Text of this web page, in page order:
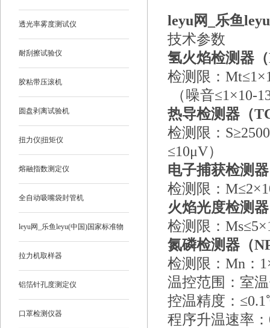
透光率雾度测试仪
耐刮擦试验仪
胶粘带压滚机
圆盘剥离试验机
扭力仪|扭矩仪
熔融指数测定仪
全自动吸嘴袋封管机
leyu网_乐鱼leyu(中国)国家标准物
质
拉力机取样器
铝箔针孔度测定仪
口罩检测仪器
leyu网_乐鱼
技术参数
氢火焰检测器
检测限：
（噪音≤1×10-
热导检测器（
检测限：
≤10μV）
电子捕获检测
检测限：
火焰光度检测
检测限：
氮磷检测器（
检测限：Mn：
温控范围：室
控温精度：
程序升温速率